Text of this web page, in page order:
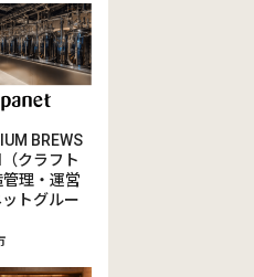
BREWS
クラフト
理・運営
トグルー